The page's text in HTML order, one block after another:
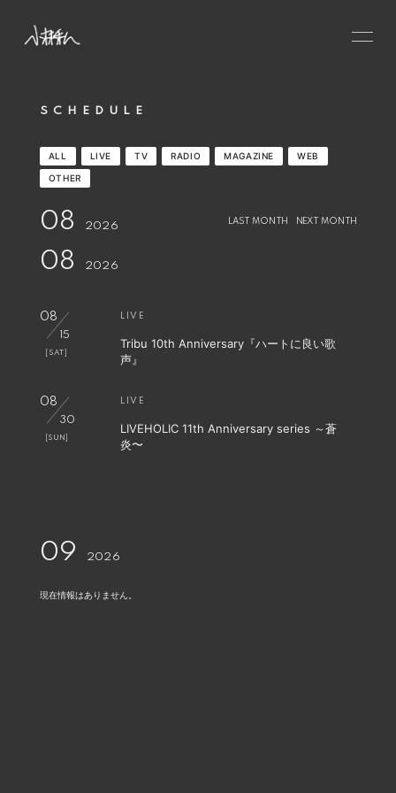
NEWS
SCHEDULE
PROFILE
VIDEO
CONTACT
SCHEDULE
ALL LIVE TV RADIO MAGAZINE WEB
OTHER
08 2026 LAST MONTH NEXT MONTH
08 2026
08
15
[SAT]
LIVE
Tribu 10th Anniversary『ハートに良い歌
声』
08
30
[SUN]
LIVE
LIVEHOLIC 11th Anniversary series ～蒼
炎〜
09 2026
現在情報はありません。